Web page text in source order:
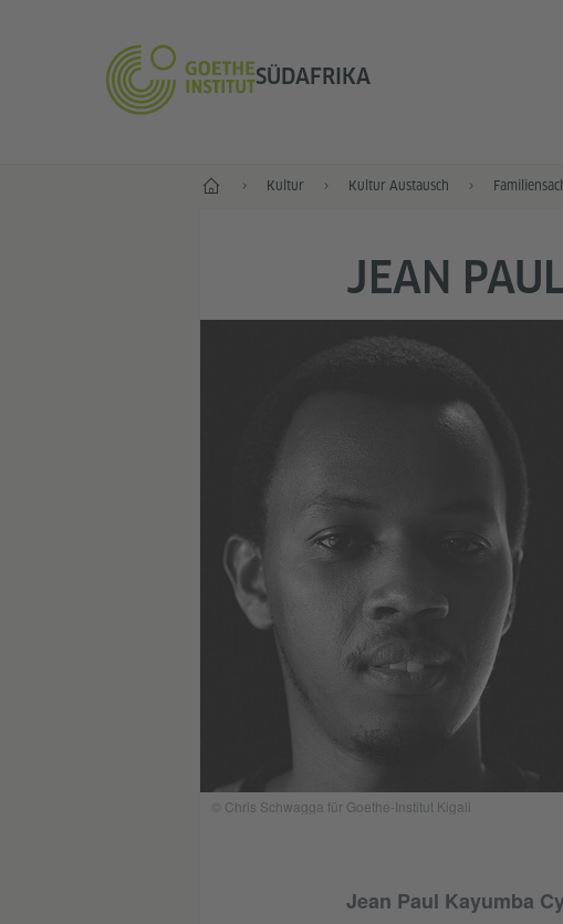
SÜDAFRIKA
Start Kultur Kultur Austausch
JEAN
© Chris Schwagga für Goethe-Institut Kigali
Jean Paul Kayumba